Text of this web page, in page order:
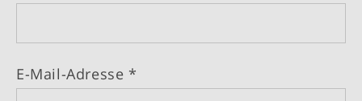
E-Mail-Adresse *